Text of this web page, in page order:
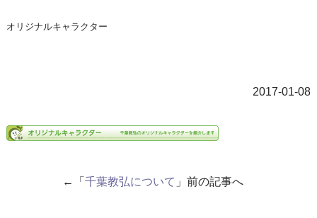
オリジナルキャラクター
2017-01-08
←「 千葉教弘について 」前の記事へ